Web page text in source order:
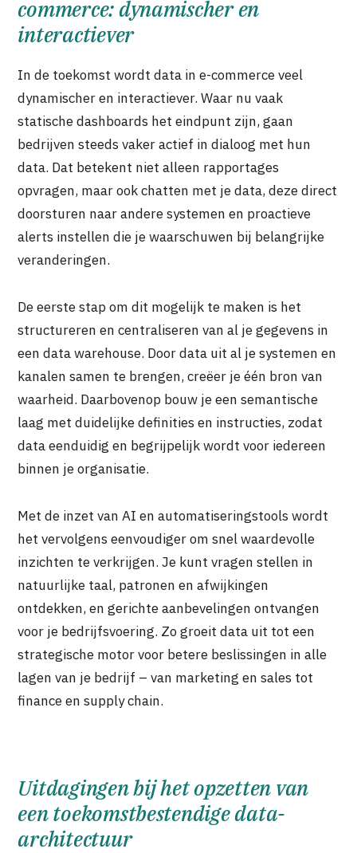
commerce: dynamischer en
interactiever
In de toekomst wordt data in e-commerce veel
dynamischer en interactiever. Waar nu vaak
statische dashboards het eindpunt zijn, gaan
bedrijven steeds vaker actief in dialoog met hun
data. Dat betekent niet alleen rapportages
opvragen, maar ook chatten met je data, deze direct
doorsturen naar andere systemen en proactieve
alerts instellen die je waarschuwen bij belangrijke
veranderingen.
De eerste stap om dit mogelijk te maken is het
structureren en centraliseren van al je gegevens in
een data warehouse. Door data uit al je systemen en
kanalen samen te brengen, creëer je één bron van
waarheid. Daarbovenop bouw je een semantische
laag met duidelijke definities en instructies, zodat
data eenduidig en begrijpelijk wordt voor iedereen
binnen je organisatie.
Met de inzet van AI en automatiseringstools wordt
het vervolgens eenvoudiger om snel waardevolle
inzichten te verkrijgen. Je kunt vragen stellen in
natuurlijke taal, patronen en afwijkingen
ontdekken, en gerichte aanbevelingen ontvangen
voor je bedrijfsvoering. Zo groeit data uit tot een
strategische motor voor betere beslissingen in alle
lagen van je bedrijf – van marketing en sales tot
finance en supply chain.
Uitdagingen bij het opzetten van
een toekomstbestendige data-
architectuur